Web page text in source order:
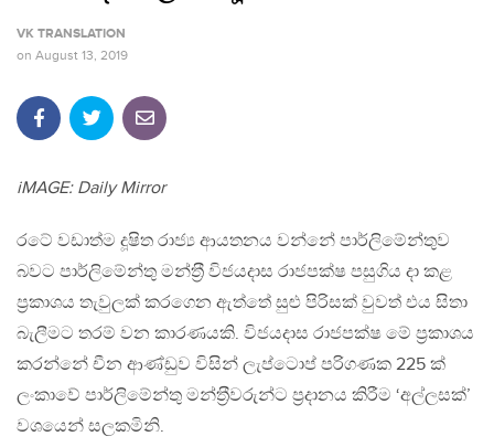
VK TRANSLATION
on August 13, 2019
iMAGE: Daily Mirror
රටේ වඩාත්ම දූෂිත රාජ්‍ය ආයතනය වන්නේ පාර්ලිමේන්තුව
බවට පාර්ලිමේන්තු මන්ත‍්‍රී විජයදාස රාජපක්ෂ පසුගිය දා කළ
ප‍්‍රකාශය තැවුලක් කරගෙන ඇත්තේ සුළු පිරිසක් වුවත් එය සිතා
බැලීමට තරම් වන කාරණයකි. විජයදාස රාජපක්ෂ මේ ප‍්‍රකාශය
කරන්නේ චීන ආණ්ඩුව විසින් ලැප්ටොප් පරිගණක 225 ක්
ලංකාවේ පාර්ලිමේන්තු මන්ත‍්‍රීවරුන්ට ප‍්‍රදානය කිරීම ‘අල්ලසක්’
වශයෙන් සලකමිනි.